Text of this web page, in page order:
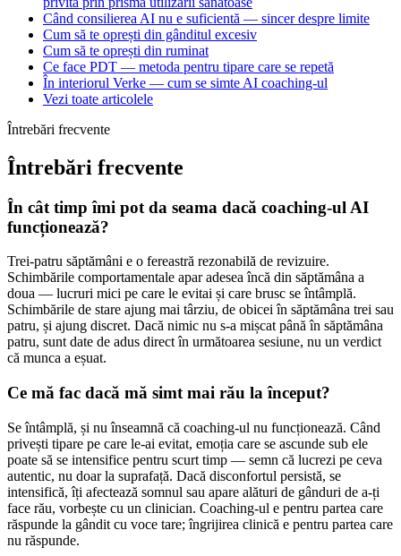
Când consilierea AI nu e suficientă — sincer despre limite
Cum să te oprești din gânditul excesiv
Cum să te oprești din ruminat
Ce face PDT — metoda pentru tipare care se repetă
În interiorul Verke — cum se simte AI coaching-ul
Vezi toate articolele
Întrebări frecvente
Întrebări frecvente
În cât timp îmi pot da seama dacă coaching-ul AI
funcționează?
Trei-patru săptămâni e o fereastră rezonabilă de revizuire.
Schimbările comportamentale apar adesea încă din săptămâna a
doua — lucruri mici pe care le evitai și care brusc se întâmplă.
Schimbările de stare ajung mai târziu, de obicei în săptămâna trei sau
patru, și ajung discret. Dacă nimic nu s-a mișcat până în săptămâna
patru, sunt date de adus direct în următoarea sesiune, nu un verdict
că munca a eșuat.
Ce mă fac dacă mă simt mai rău la început?
Se întâmplă, și nu înseamnă că coaching-ul nu funcționează. Când
privești tipare pe care le-ai evitat, emoția care se ascunde sub ele
poate să se intensifice pentru scurt timp — semn că lucrezi pe ceva
autentic, nu doar la suprafață. Dacă disconfortul persistă, se
intensifică, îți afectează somnul sau apare alături de gânduri de a-ți
face rău, vorbește cu un clinician. Coaching-ul e pentru partea care
răspunde la gândit cu voce tare; îngrijirea clinică e pentru partea care
nu răspunde.